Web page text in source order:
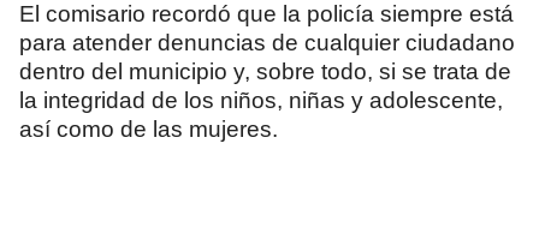
El comisario recordó que la policía siempre está
para atender denuncias de cualquier ciudadano
dentro del municipio y, sobre todo, si se trata de
la integridad de los niños, niñas y adolescente,
así como de las mujeres.